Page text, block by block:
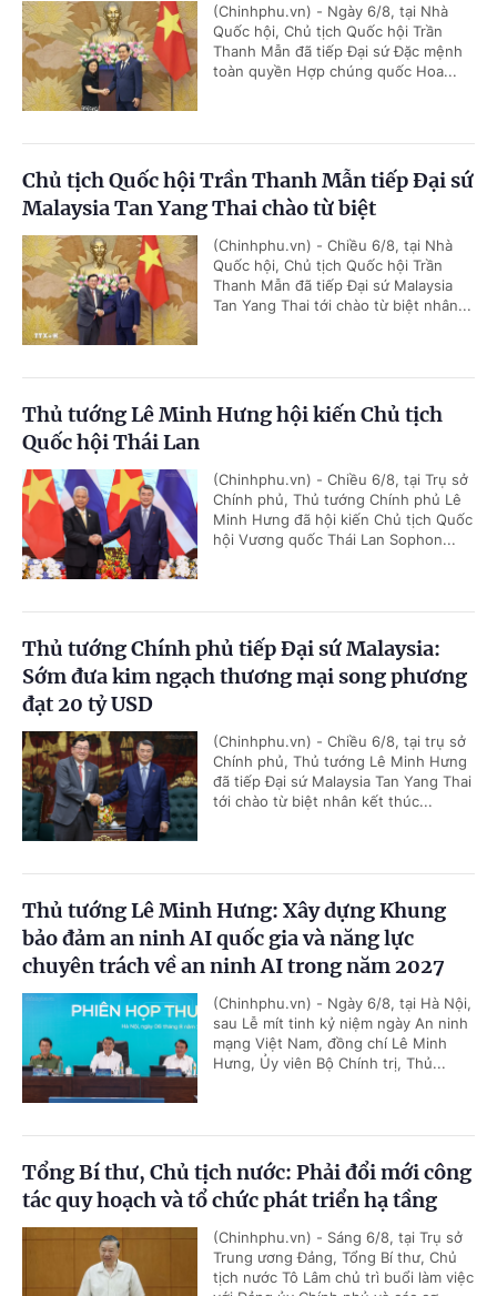
(Chinhphu.vn) - Ngày 6/8, tại Nhà
Quốc hội, Chủ tịch Quốc hội Trần
Thanh Mẫn đã tiếp Đại sứ Đặc mệnh
toàn quyền Hợp chúng quốc Hoa...
Chủ tịch Quốc hội Trần Thanh Mẫn tiếp Đại sứ
Malaysia Tan Yang Thai chào từ biệt
(Chinhphu.vn) - Chiều 6/8, tại Nhà
Quốc hội, Chủ tịch Quốc hội Trần
Thanh Mẫn đã tiếp Đại sứ Malaysia
Tan Yang Thai tới chào từ biệt nhân...
Thủ tướng Lê Minh Hưng hội kiến Chủ tịch
Quốc hội Thái Lan
(Chinhphu.vn) - Chiều 6/8, tại Trụ sở
Chính phủ, Thủ tướng Chính phủ Lê
Minh Hưng đã hội kiến Chủ tịch Quốc
hội Vương quốc Thái Lan Sophon...
Thủ tướng Chính phủ tiếp Đại sứ Malaysia:
Sớm đưa kim ngạch thương mại song phương
đạt 20 tỷ USD
(Chinhphu.vn) - Chiều 6/8, tại trụ sở
Chính phủ, Thủ tướng Lê Minh Hưng
đã tiếp Đại sứ Malaysia Tan Yang Thai
tới chào từ biệt nhân kết thúc...
Thủ tướng Lê Minh Hưng: Xây dựng Khung
bảo đảm an ninh AI quốc gia và năng lực
chuyên trách về an ninh AI trong năm 2027
(Chinhphu.vn) - Ngày 6/8, tại Hà Nội,
sau Lễ mít tinh kỷ niệm ngày An ninh
mạng Việt Nam, đồng chí Lê Minh
Hưng, Ủy viên Bộ Chính trị, Thủ...
Tổng Bí thư, Chủ tịch nước: Phải đổi mới công
tác quy hoạch và tổ chức phát triển hạ tầng
(Chinhphu.vn) - Sáng 6/8, tại Trụ sở
Trung ương Đảng, Tổng Bí thư, Chủ
tịch nước Tô Lâm chủ trì buổi làm việc